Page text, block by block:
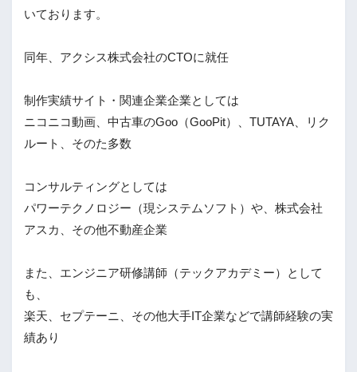
いております。
同年、アクシス株式会社のCTOに就任
制作実績サイト・関連企業企業としては
ニコニコ動画、中古車のGoo（GooPit）、TUTAYA、リク
ルート、そのた多数
コンサルティングとしては
パワーテクノロジー（現システムソフト）や、株式会社
アスカ、その他不動産企業
また、エンジニア研修講師（テックアカデミー）として
も、
楽天、セプテーニ、その他大手IT企業などで講師経験の実
績あり